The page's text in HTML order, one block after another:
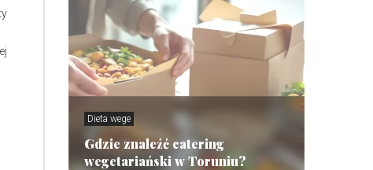
Dieta wege
Gdzie znaleźć catering
wegetariański w Toruniu?